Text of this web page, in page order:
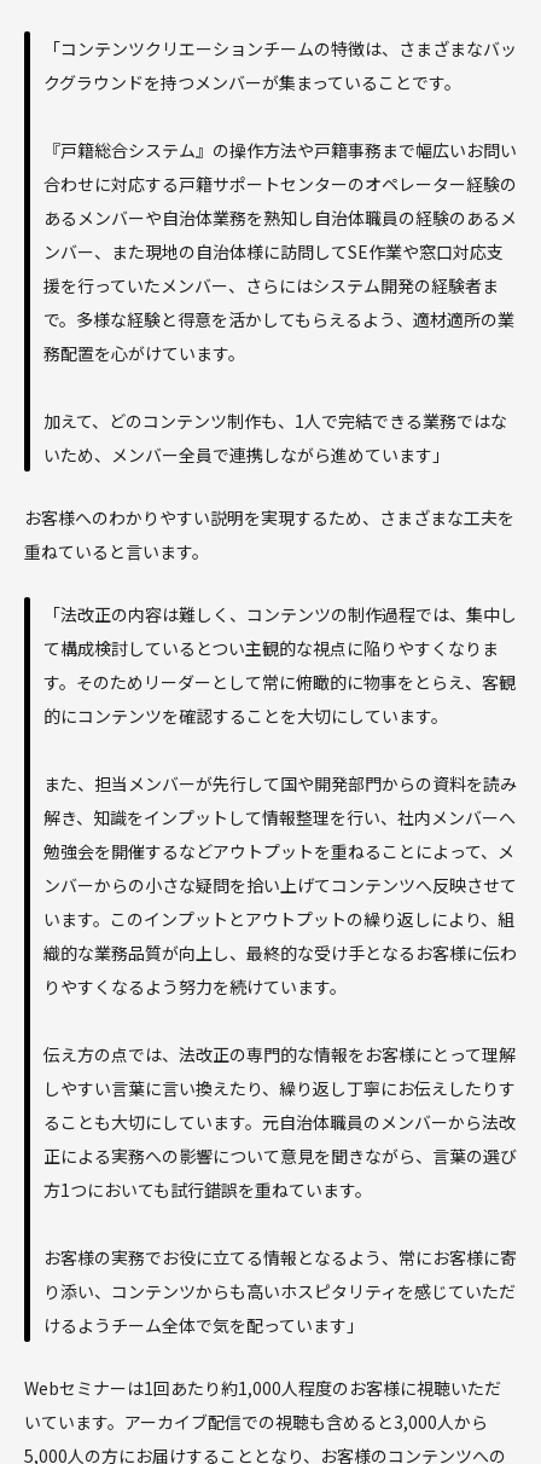
「コンテンツクリエーションチームの特徴は、さまざまなバッ
クグラウンドを持つメンバーが集まっていることです。
『戸籍総合システム』の操作方法や戸籍事務まで幅広いお問い
合わせに対応する戸籍サポートセンターのオペレーター経験の
あるメンバーや自治体業務を熟知し自治体職員の経験のあるメ
ンバー、また現地の自治体様に訪問してSE作業や窓口対応支
援を行っていたメンバー、さらにはシステム開発の経験者ま
で。多様な経験と得意を活かしてもらえるよう、適材適所の業
務配置を心がけています。
加えて、どのコンテンツ制作も、1人で完結できる業務ではな
いため、メンバー全員で連携しながら進めています」
お客様へのわかりやすい説明を実現するため、さまざまな工夫を
重ねていると言います。
「法改正の内容は難しく、コンテンツの制作過程では、集中し
て構成検討しているとつい主観的な視点に陥りやすくなりま
す。そのためリーダーとして常に俯瞰的に物事をとらえ、客観
的にコンテンツを確認することを大切にしています。
また、担当メンバーが先行して国や開発部門からの資料を読み
解き、知識をインプットして情報整理を行い、社内メンバーへ
勉強会を開催するなどアウトプットを重ねることによって、メ
ンバーからの小さな疑問を拾い上げてコンテンツへ反映させて
います。このインプットとアウトプットの繰り返しにより、組
織的な業務品質が向上し、最終的な受け手となるお客様に伝わ
りやすくなるよう努力を続けています。
伝え方の点では、法改正の専門的な情報をお客様にとって理解
しやすい言葉に言い換えたり、繰り返し丁寧にお伝えしたりす
ることも大切にしています。元自治体職員のメンバーから法改
正による実務への影響について意見を聞きながら、言葉の選び
方1つにおいても試行錯誤を重ねています。
お客様の実務でお役に立てる情報となるよう、常にお客様に寄
り添い、コンテンツからも高いホスピタリティを感じていただ
けるようチーム全体で気を配っています」
Webセミナーは1回あたり約1,000人程度のお客様に視聴いただ
いています。アーカイブ配信での視聴も含めると3,000人から
5,000人の方にお届けすることとなり、お客様のコンテンツへの